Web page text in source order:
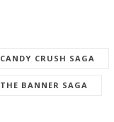
CANDY CRUSH SAGA
THE BANNER SAGA